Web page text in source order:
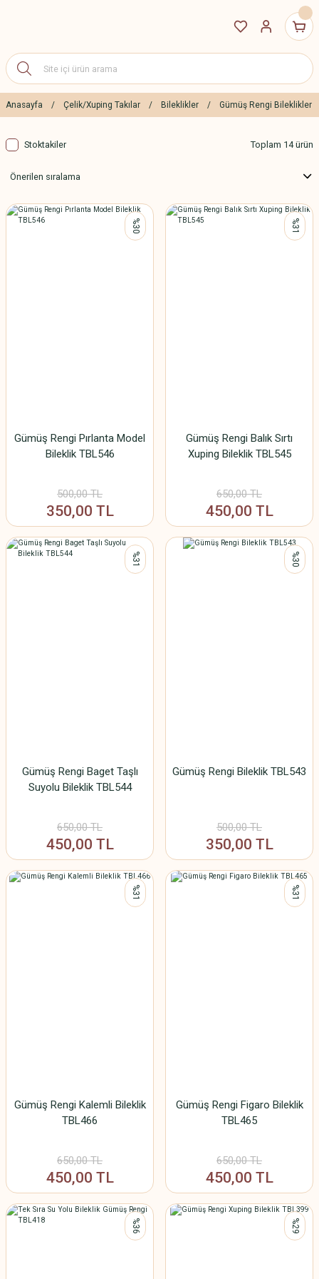
Anasayfa Çelik/Xuping Takılar Bileklikler Gümüş Rengi Bileklikler
Stoktakiler Toplam 14 ürün
%30
Gümüş Rengi Pırlanta Model
Bileklik TBL546
500,00 TL
350,00 TL
%31
Gümüş Rengi Balık Sırtı
Xuping Bileklik TBL545
650,00 TL
450,00 TL
%31
Gümüş Rengi Baget Taşlı
Suyolu Bileklik TBL544
650,00 TL
450,00 TL
%30
Gümüş Rengi Bileklik TBL543
500,00 TL
350,00 TL
%31
Gümüş Rengi Kalemli Bileklik
TBL466
650,00 TL
450,00 TL
%31
Gümüş Rengi Figaro Bileklik
TBL465
650,00 TL
450,00 TL
%36 %29